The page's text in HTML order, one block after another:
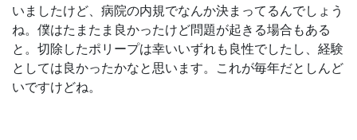
いましたけど、病院の内規でなんか決まってるんでしょう
ね。僕はたまたま良かったけど問題が起きる場合もある
と。切除したポリープは幸いいずれも良性でしたし、経験
としては良かったかなと思います。これが毎年だとしんど
いですけどね。